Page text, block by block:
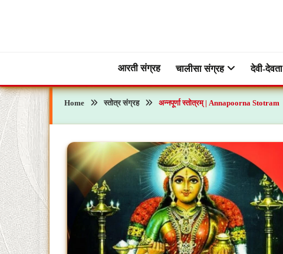
ब्रह्मभक्तीआरती संग्रह
चालीसा संग्रह देवी-देवता
Home स्तोत्र संग्रह अन्नपूर्णा स्तोत्रम् | Annapoorna Stotram